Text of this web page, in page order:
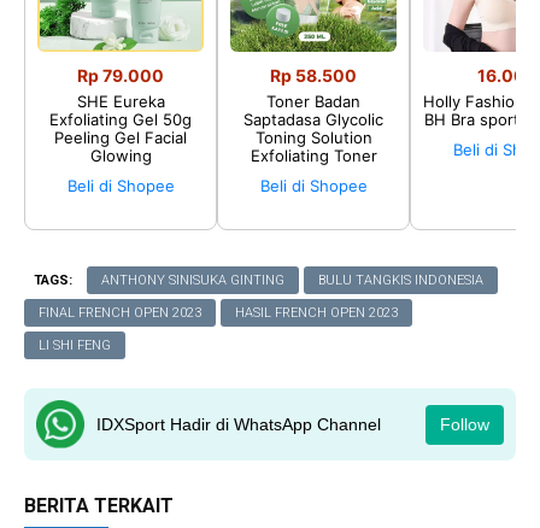
Rp 79.000
SHE Eureka
Exfoliating Gel 50g
Peeling Gel Facial
Glowing
Beli di Shopee
Rp 58.500
Toner Badan
Saptadasa Glycolic
Toning Solution
Exfoliating Toner
Beli di Shopee
16.002
Holly Fashion♛
BH Bra sport
Beli di
TAGS: ANTHONY SINISUKA GINTING BULU TANGKIS INDONESIA
FINAL FRENCH OPEN 2023 HASIL FRENCH OPEN 2023
LI SHI FENG
IDXSport Hadir di WhatsApp Channel Follow
BERITA TERKAIT